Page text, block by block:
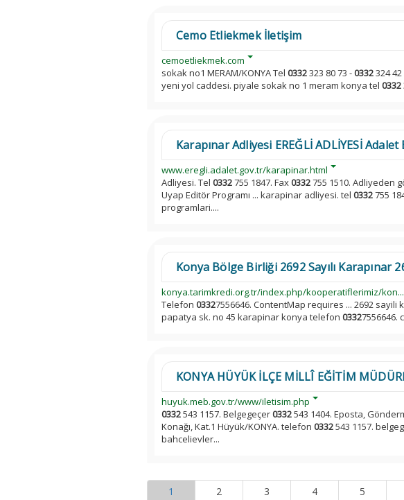
Cemo Etliekmek İletişim
cemoetliekmek.com
sokak no1 MERAM/KONYA Tel 0332323 80 73 -0332324
yeni yol caddesi. piyale sokak no 1 meram konya tel 0332
Karapınar Adliyesi EREĞLİ ADLİYESİ Adalet
www.eregli.adalet.gov.tr/karapinar.html
Adliyesi. Tel 0332755 1847. Fax0332755 1510. Adliyeden
Uyap Editör Programı ... karapinar adliyesi. tel 0332755
programlari....
Konya Bölge Birliği 2692 Sayılı Karapınar
konya.tarimkredi.org.tr/index.php/kooperatiflerimiz/kon...
Telefon 03327556646. ContentMap requires ... 2692
papatya sk. no 45 karapinar konya telefon 03327556646.
KONYA HÜYÜK İLÇE MİLLÎ EĞİTİM
huyuk.meb.gov.tr/www/iletisim.php
0332543 1157. Belgegeçer0332543 1404. Eposta,
Konağı, Kat.1 Hüyük/KONYA. telefon 0332543 1157.
bahcelievler...
1 2 3 4 5